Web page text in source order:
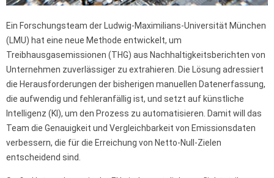
Ein Forschungsteam der Ludwig-Maximilians-Universität München
(LMU) hat eine neue Methode entwickelt, um
Treibhausgasemissionen (THG) aus Nachhaltigkeitsberichten von
Unternehmen zuverlässiger zu extrahieren. Die Lösung adressiert
die Herausforderungen der bisherigen manuellen Datenerfassung,
die aufwendig und fehleranfällig ist, und setzt auf künstliche
Intelligenz (KI), um den Prozess zu automatisieren. Damit will das
Team die Genauigkeit und Vergleichbarkeit von Emissionsdaten
verbessern, die für die Erreichung von Netto-Null-Zielen
entscheidend sind.